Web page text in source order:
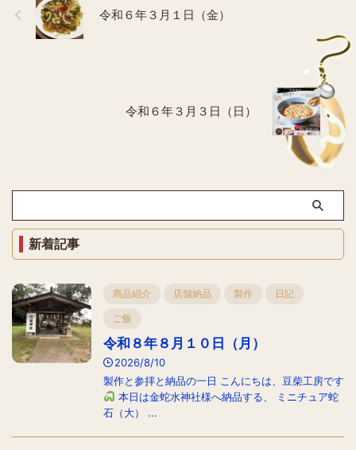
令和６年３月１日（金）
令和６年３月３日（日）
新着記事
商品紹介 店舗納品 製作 日記
ご飯
令和８年８月１０日（月）
2026/8/10
製作と参拝と納品の一日 こんにちは、豆柴工房です
本日は金蛇水神社様へ納品する、 ミニチュア蛇
石（大） ...